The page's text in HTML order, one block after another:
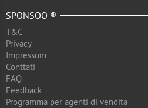
SPONSOO ®
T&C
Privacy
Impressum
Conttati
FAQ
Feedback
Programma per agenti di vendita